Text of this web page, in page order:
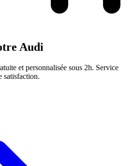
Audi
et personnalisée sous 2h. Service
satisfaction.